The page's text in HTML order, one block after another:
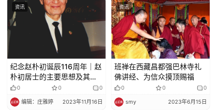
资讯
纪念赵朴初诞辰116周年｜赵
朴初居士的主要思想及其贡
献0 0 0
编辑：庄雅婷 2023年11月16日
资讯
班禅在西藏昌都强巴林寺礼
佛讲经、为信众摸顶赐福
0 0 0
smy 2023年6月15日